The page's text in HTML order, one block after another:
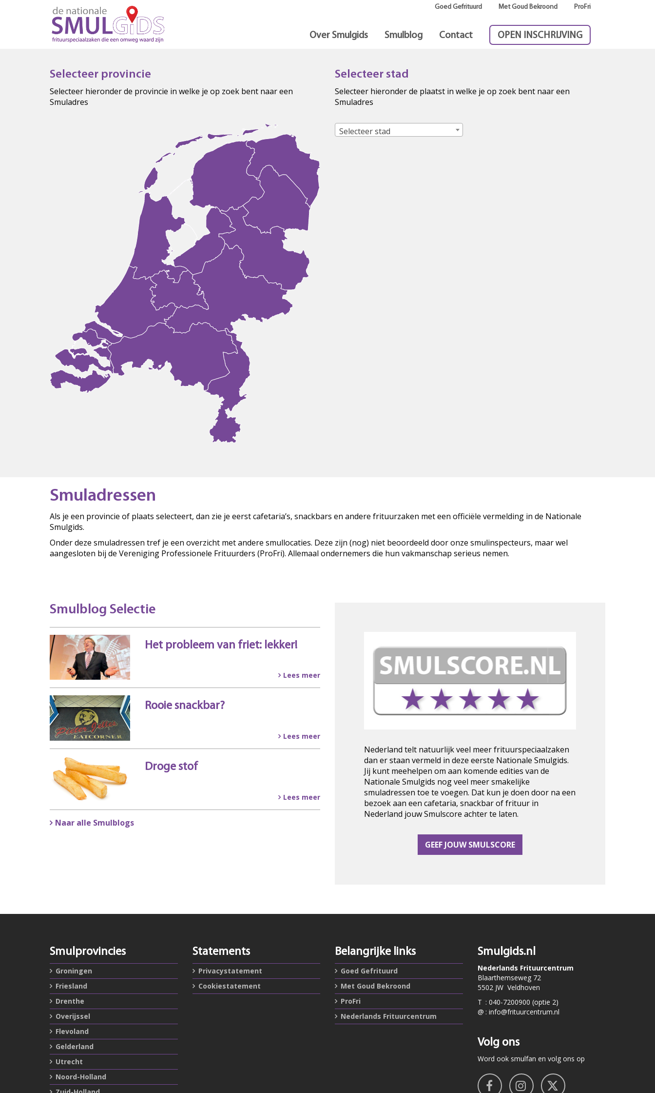
Goed Gefrituurd Met Goud Bekroond ProFri
Over Smulgids Smulblog Contact OPEN INSCHRIJVING
Selecteer provincie
Selecteer hieronder de provincie in welke je op zoek bent naar een
Smuladres
Selecteer stad
Selecteer hieronder de plaatst in welke je op zoek bent naar een
Smuladres
Selecteer stad
Smuladressen
Als je een provincie of plaats selecteert, dan zie je eerst cafetaria’s, snackbars en andere frituurzaken met een officiële vermelding in de Nationale
Smulgids.
Onder deze smuladressen tref je een overzicht met andere smullocaties. Deze zijn (nog) niet beoordeeld door onze smulinspecteurs, maar wel
aangesloten bij de Vereniging Professionele Frituurders (ProFri). Allemaal ondernemers die hun vakmanschap serieus nemen.
Smulblog Selectie
Het probleem van friet: lekker!
Lees meer
Rooie snackbar?
Lees meer
Droge stof
Lees meer
Naar alle Smulblogs
Nederland telt natuurlijk veel meer frituurspeciaalzaken
dan er staan vermeld in deze eerste Nationale Smulgids.
Jij kunt meehelpen om aan komende edities van de
Nationale Smulgids nog veel meer smakelijke
smuladressen toe te voegen. Dat kun je doen door na een
bezoek aan een cafetaria, snackbar of frituur in
Nederland jouw Smulscore achter te laten.
GEEF JOUW SMULSCORE
Smulprovincies
Groningen
Friesland
Drenthe
Overijssel
Flevoland
Gelderland
Utrecht
Noord-Holland
Statements
Privacystatement
Cookiestatement
Belangrijke links
Goed Gefrituurd
Met Goud Bekroond
ProFri
Nederlands Frituurcentrum
Smulgids.nl
Nederlands Frituurcentrum
Blaarthemseweg 72
5502 JW Veldhoven
T : 040-7200900 (optie 2)
@ : info@frituurcentrum.nl
Volg ons
Word ook smulfan en volg ons op